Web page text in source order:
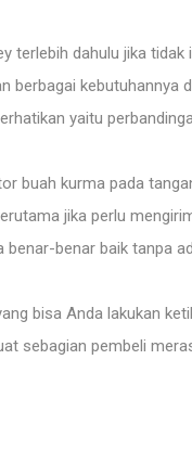
terlebih dahulu jika
berbagai
yaitu
buah kurma pada
jika perlu
benar baik tanpa
bisa Anda lakukan
sebagian pembeli